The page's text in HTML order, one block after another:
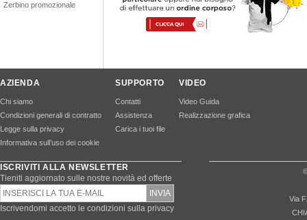
Zerbino promozionale
AZIENDA
Chi siamo
Condizioni generali di contratto
Legge sulla privacy
Informativa sull’uso dei cookie
SUPPORTO
Contatti
Assistenza
Carica i tuoi file
VIDEO
Video Guida
Realizzazione grafica
ISCRIVITI ALLA NEWSLETTER
Tieniti aggiornato sulle nostre novità ed offerte
Iscrivendomi accetto le condizioni sulla privacy
Via